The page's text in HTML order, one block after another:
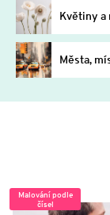
Květiny
Města,
Malování podle
čísel